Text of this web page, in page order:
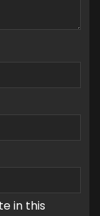
in this